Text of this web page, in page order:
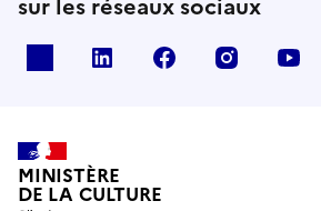
sur les réseaux sociaux
linkedin facebook instagram
MINISTÈRE
DE LA CULTURE